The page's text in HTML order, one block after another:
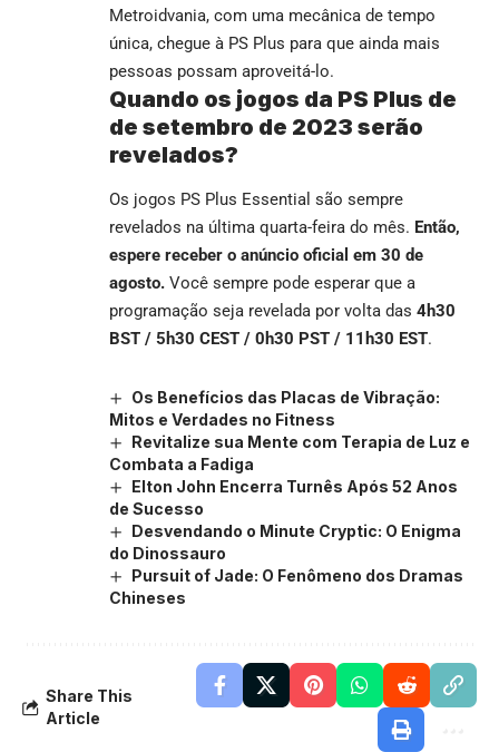
Metroidvania, com uma mecânica de tempo
única, chegue à PS Plus para que ainda mais
pessoas possam aproveitá-lo.
Quando os jogos da PS Plus de
de setembro de 2023 serão
revelados?
Os jogos PS Plus Essential são sempre
revelados na última quarta-feira do mês. Então,
espere receber o anúncio oficial em 30 de
agosto. Você sempre pode esperar que a
programação seja revelada por volta das 4h30
BST / 5h30 CEST / 0h30 PST / 11h30 EST.
Os Benefícios das Placas de Vibração:
Mitos e Verdades no Fitness
Revitalize sua Mente com Terapia de Luz e
Combata a Fadiga
Elton John Encerra Turnês Após 52 Anos
de Sucesso
Desvendando o Minute Cryptic: O Enigma
do Dinossauro
Pursuit of Jade: O Fenômeno dos Dramas
Chineses
Share This
Article